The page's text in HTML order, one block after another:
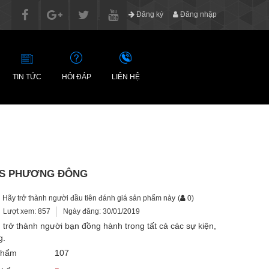
Đăng ký Đăng nhập
TIN TỨC HỎI ĐÁP LIÊN HỆ
PHƯƠNG ĐÔNG
Hãy trở thành người đầu tiên đánh giá sản phẩm này ( 0)
Lượt xem: 857 Ngày đăng: 30/01/2019
trở thành người bạn đồng hành trong tất cả các sự kiện,
107